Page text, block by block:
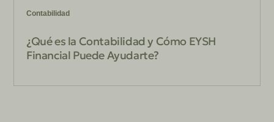
Contabilidad
¿Qué es la Contabilidad y Cómo EYSH
Financial Puede Ayudarte?